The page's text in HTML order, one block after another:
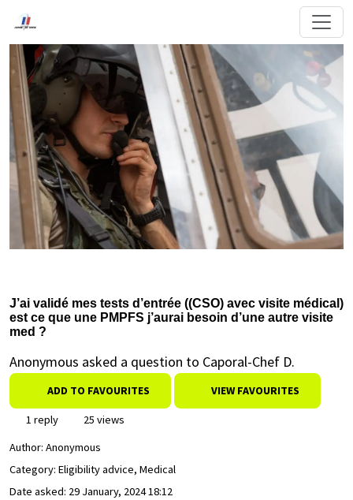
J’ai validé mes tests d’entrée ((CSO) avec visite médical)
est ce que une PMPFS j’aurai besoin d’une autre visite
med ?
Anonymous asked a question to Caporal-Chef D.
ADD TO FAVOURITES VIEW FAVOURITES
1 reply
25 views
Author: Anonymous
Category: Eligibility advice, Medical
Date asked: 29 January, 2024 18:12